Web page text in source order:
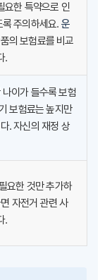
요한 특약으로 인
주의하세요. 운
의 보험료를 비교
.
이가 들수록 보험
보험료는 높지만
. 자신의 재정 상
요한 것만 추가하
자전거 관련 사
.